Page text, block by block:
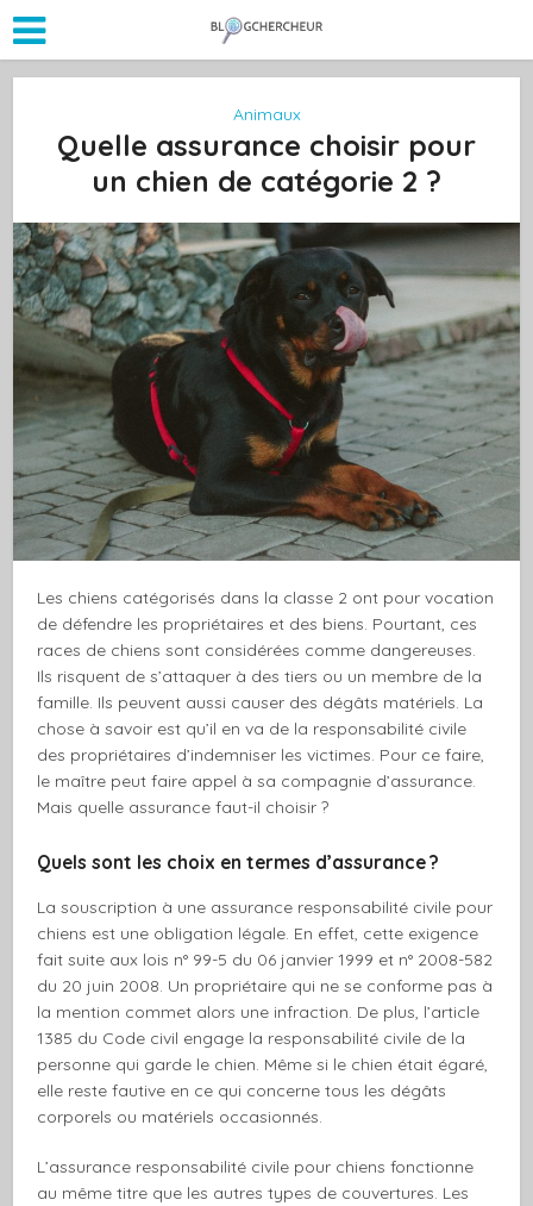
Animaux
Quelle assurance choisir pour
un chien de catégorie 2 ?
Les chiens catégorisés dans la classe 2 ont pour vocation
de défendre les propriétaires et des biens. Pourtant, ces
races de chiens sont considérées comme dangereuses.
Ils risquent de s’attaquer à des tiers ou un membre de la
famille. Ils peuvent aussi causer des dégâts matériels. La
chose à savoir est qu’il en va de la responsabilité civile
des propriétaires d’indemniser les victimes. Pour ce faire,
le maître peut faire appel à sa compagnie d’assurance.
Mais quelle assurance faut-il choisir ?
Quels sont les choix en termes d’assurance ?
La souscription à une assurance responsabilité civile pour
chiens est une obligation légale. En effet, cette exigence
fait suite aux lois n° 99-5 du 06 janvier 1999 et n° 2008-582
du 20 juin 2008. Un propriétaire qui ne se conforme pas à
la mention commet alors une infraction. De plus, l’article
1385 du Code civil engage la responsabilité civile de la
personne qui garde le chien. Même si le chien était égaré,
elle reste fautive en ce qui concerne tous les dégâts
corporels ou matériels occasionnés.
L’assurance responsabilité civile pour chiens fonctionne
au même titre que les autres types de couvertures. Les